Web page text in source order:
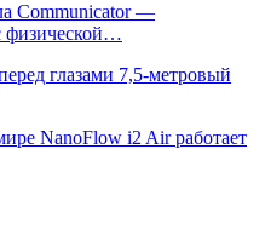
Communicator —
физической…
глазами 7,5-метровый
NanoFlow i2 Air работает